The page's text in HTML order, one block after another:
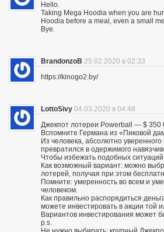
Hello.
Taking Mega Hoodia when you are
Hoodia before a meal, even a small
Bye.
BrandonzoB 25.02.2020 в 02:33
https://kinogo2.by/
LottoSivy 04.03.2020 в 04:48
Джекпот лотереи Powerball — $ 350
Вспомните Германа из «Пиковой
Из человека, абсолютно
превратился в одержимого
Чтобы избежать подобных
Как возможный вариант: можно
лотерей, получая при этом
Помните: умеренность во всем и
человеком.
Как правильно распорядиться
можете инвестировать в акции той
Вариантов инвестирования может
p.s.